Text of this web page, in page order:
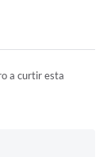
a curtir esta